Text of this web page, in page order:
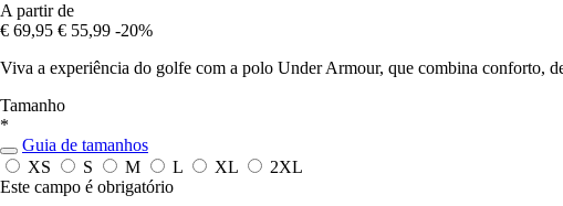
A partir de
€ 69,95 € 55,99 -20%
Viva a experiência do golfe com a polo Under Armour, que combina conforto,
Tamanho
*
Guia de tamanhos
XS
S M L XL
2XL
Este campo é obrigatório